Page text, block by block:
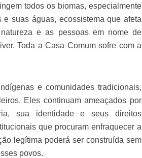
todos os biomas, especialmente
suas águas, ecossistema que afeta
e as pessoas em nome de
Toda a Casa Comum sofre com a
e comunidades tradicionais,
Eles continuam ameaçados por
sua identidade e seus direitos
que procuram enfraquecer a
legítima poderá ser construída sem
povos.